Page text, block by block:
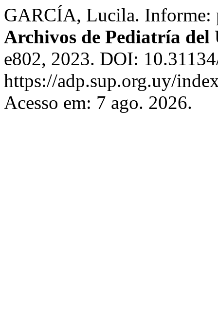
GARCÍA, Lucila. Informe:
Archivos de Pediatría del
e802, 2023. DOI:
https://adp.sup.org.uy/
Acesso em: 7 ago. 2026.